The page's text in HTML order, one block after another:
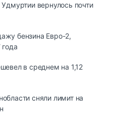
вернулось почти
бензина Евро-2,
в среднем на 1,12
сняли лимит на